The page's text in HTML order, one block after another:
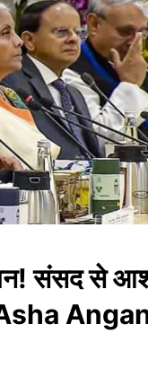
संसद से
Asha